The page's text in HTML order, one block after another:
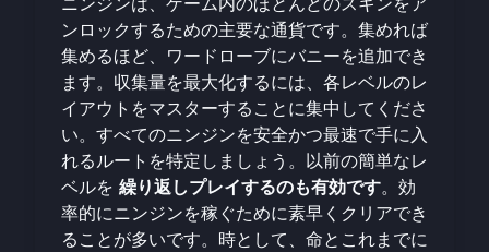
ンロックするための主要な通貨です。集めれば
集めるほど、ワードローブにバニーを追加でき
ます。収集量を最大化するには、各レベルのレ
イアウトをマスターすることに集中してくださ
い。すべてのニンジンを安全かつ最速で手に入
れるルートを特定しましょう。以前の簡単なレ
ベルを 繰り返しプレイするのも有効です。効
率的にニンジンを稼ぐために素早くクリアでき
ることが多いです。時として、命とこれまでに